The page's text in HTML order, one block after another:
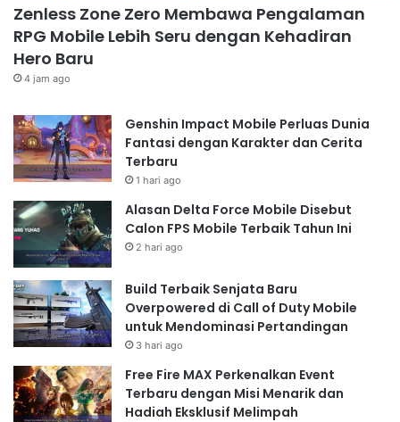
Zenless Zone Zero Membawa Pengalaman
RPG Mobile Lebih Seru dengan Kehadiran
Hero Baru
4 jam ago
Genshin Impact Mobile Perluas Dunia
Fantasi dengan Karakter dan Cerita
Terbaru
1 hari ago
Alasan Delta Force Mobile Disebut
Calon FPS Mobile Terbaik Tahun Ini
2 hari ago
Build Terbaik Senjata Baru
Overpowered di Call of Duty Mobile
untuk Mendominasi Pertandingan
3 hari ago
Free Fire MAX Perkenalkan Event
Terbaru dengan Misi Menarik dan
Hadiah Eksklusif Melimpah